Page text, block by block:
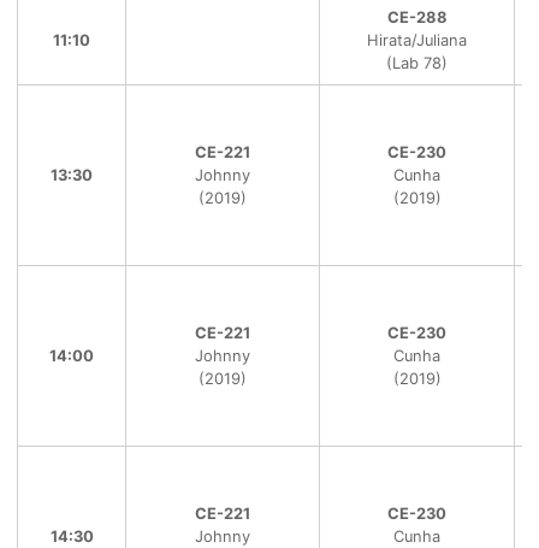
11:10
CE-288
Hirata/Juliana
(Lab 78)
13:30
CE-221
Johnny
(2019)
CE-230
Cunha
(2019)
14:00
CE-221
Johnny
(2019)
CE-230
Cunha
(2019)
14:30
CE-221
Johnny
CE-230
Cunha